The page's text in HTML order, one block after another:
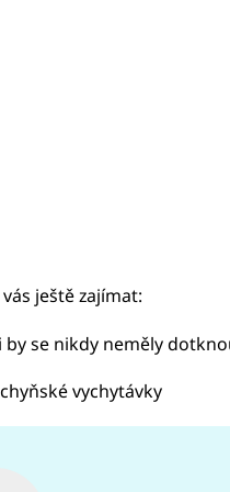
ještě zajímat:
by se nikdy neměly
vychytávky